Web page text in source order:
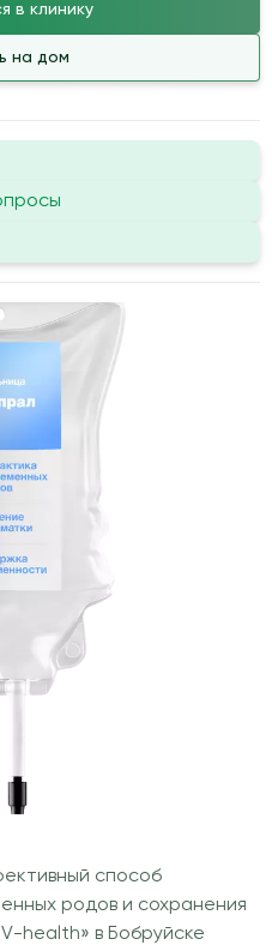
в клинику
на дом
способ
родов и сохранения
health» в Бобруйске